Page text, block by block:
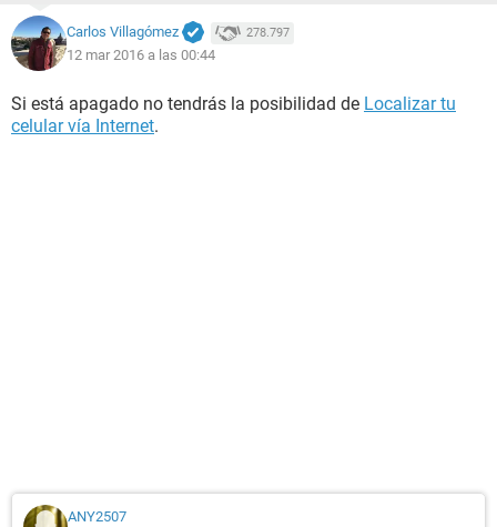
Carlos Villagómez 278.797
12 mar 2016 a las 00:44
Si está apagado no tendrás la posibilidad de Localizar tu
celular vía Internet.
ANY2507